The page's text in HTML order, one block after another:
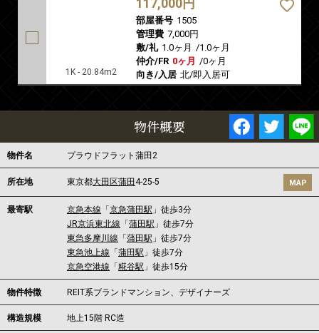
1K - 20.84m2
117,000円
部屋番号 1505
管理費 7,000円
敷/礼 1.0ヶ月 /1.0ヶ月
仲介/FR 0ヶ月 /0ヶ月
向き/入居 北/即入居可
物件概要
物件名 プラウドフラット蒲田2
所在地 東京都大田区蒲田 4-25-5 MAP
最寄駅 京急本線 「 京急蒲田駅 」徒歩3分
JR京浜東北線 「 蒲田駅 」徒歩7分
東急多摩川線 「 蒲田駅 」徒歩7分
東急池上線 「 蒲田駅 」徒歩7分
京急空港線 「 糀谷駅 」徒歩15分
物件特徴 REIT系ブランドマンション、デザイナーズ
構造規模 地上15階 RC造